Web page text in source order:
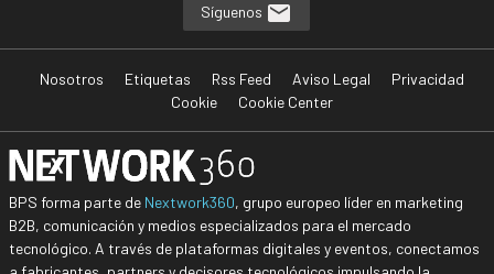
Síguenos
Nosotros Etiquetas Rss Feed Aviso Legal
Privacidad
Cookie
Cookie Center
BPS forma parte de Nextwork360, grupo europeo líder en marketing
B2B, comunicación y medios especializados para el mercado
tecnológico. A través de plataformas digitales y eventos, conectamos